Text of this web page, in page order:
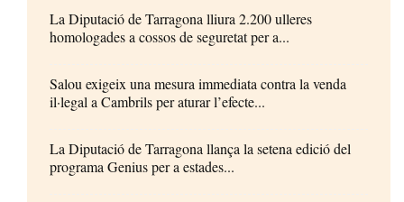
La Diputació de Tarragona lliura 2.200 ulleres
homologades a cossos de seguretat per a...
Salou exigeix una mesura immediata contra la venda
il·legal a Cambrils per aturar l’efecte...
La Diputació de Tarragona llança la setena edició del
programa Genius per a estades...